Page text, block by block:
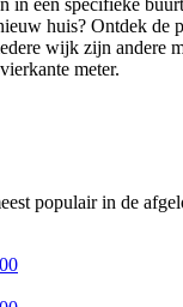
huis? Ontdek de
wijk zijn andere
meter.
populair in de